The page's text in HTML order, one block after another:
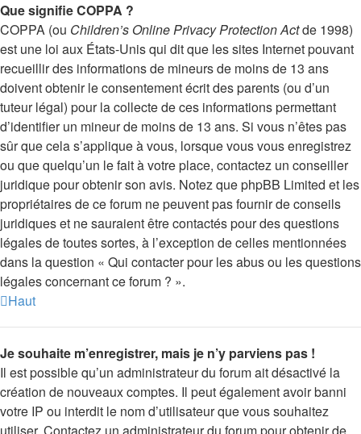
Que signifie COPPA ?
COPPA (ou Children’s Online Privacy Protection Actde 1998)
est une loi aux États-Unis qui dit que les sites Internet pouvant
recueillir des informations de mineurs de moins de 13 ans
doivent obtenir le consentement écrit des parents (ou d’un
tuteur légal) pour la collecte de ces informations permettant
d’identifier un mineur de moins de 13 ans. Si vous n’êtes pas
sûr que cela s’applique à vous, lorsque vous vous enregistrez
ou que quelqu’un le fait à votre place, contactez un conseiller
juridique pour obtenir son avis. Notez que phpBB Limited et les
propriétaires de ce forum ne peuvent pas fournir de conseils
juridiques et ne sauraient être contactés pour des questions
légales de toutes sortes, à l’exception de celles mentionnées
dans la question « Qui contacter pour les abus ou les questions
légales concernant ce forum ? ».
Haut
Je souhaite m’enregistrer, mais je n’y parviens pas !
Il est possible qu’un administrateur du forum ait désactivé la
création de nouveaux comptes. Il peut également avoir banni
votre IP ou interdit le nom d’utilisateur que vous souhaitez